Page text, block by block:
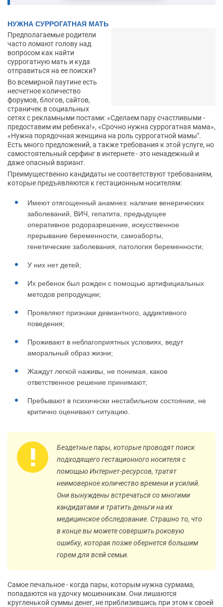
НУЖНА СУРРОГАТНАЯ МАТЬ
Предполагаемые родители
часто ломают голову над
вопросом как найти
суррогатную мать и куда
отправиться на ее поиски?
Во всемирной паутине есть
несчетное количество
форумов, блогов, сайтов,
страничек в социальных
сетях с рекламными постами: «Сделаем пару счастливыми -
предоставим им ребенка!», «Срочно нужна суррогатная мама»,
«Нужна порядочная женщина на роль суррогатной мамы".
Есть много предложений, а также требования к этой услуге, но
самостоятельный серфинг в интернете - это ненадежный и
даже опасный вариант.
Преимущественно кандидаты не соответствуют требованиям,
которые предъявляются к гестационным носителям:
Имеют отягощенный анамнез: наличие венерических
заболеваний, ВИЧ, гепатита, предыдущее
оперативное родоразрешение, искусственное
прерывание беременности, самоаборты,
генетические заболевания, патология беременности;
У них нет детей;
Их ребенок был рожден с помощью артифициальных
методов репродукции;
Проявляют признаки девиантного, аддиктивного
поведения;
Проживают в неблагоприятных условиях, ведут
аморальный образ жизни;
Жаждут легкой наживы, не понимая, какое
ответственное решение принимают;
Пребывают в психически нестабильном состоянии, не
критично оценивают ситуацию.
Бездетные пары, которые проводят поиск
подходящего гестационного носителя с
помощью Интернет-ресурсов, тратят
неимоверное количество времени и усилий.
Они вынуждены встречаться со многими
кандидатами и тратить деньги на их
медицинское обследование. Страшно то, что
в конце вы можете совершить роковую
ошибку, которая позже обернется большим
горем для всей семьи.
Самое печальное - когда пары, которым нужна сурмама,
попадаются на удочку мошенникам. Они лишаются
кругленькой суммы денег, не приблизившись при этом к своей